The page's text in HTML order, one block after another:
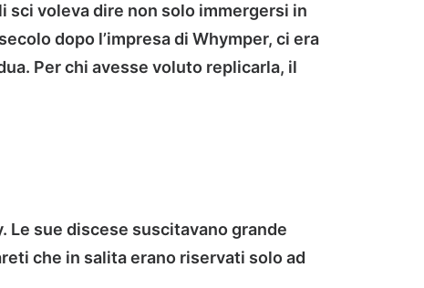
sci voleva dire non solo immergersi in
dopo l’impresa di Whymper, ci era
Per chi avesse voluto replicarla, il
Le sue discese suscitavano grande
che in salita erano riservati solo ad